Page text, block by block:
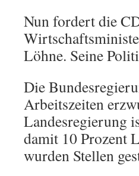
Nun fordert die
Löhne. Seine
Die
Arbeitszeiten
Landesregierung
damit 10 Prozent
wurden Stellen